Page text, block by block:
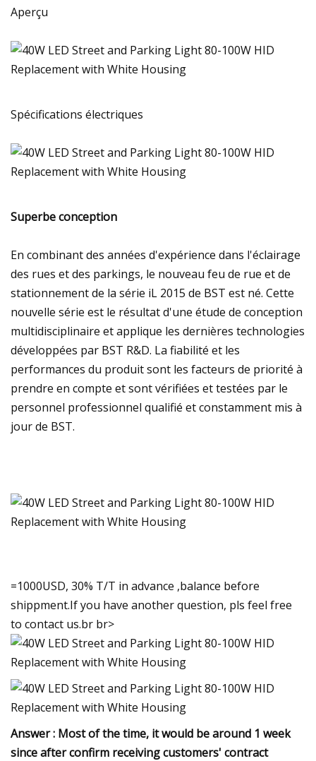
Aperçu
Spécifications électriques
Superbe conception
En combinant des années d'expérience dans l'éclairage
des rues et des parkings, le nouveau feu de rue et de
stationnement de la série iL 2015 de BST est né. Cette
nouvelle série est le résultat d'une étude de conception
multidisciplinaire et applique les dernières technologies
développées par BST R&D. La fiabilité et les
performances du produit sont les facteurs de priorité à
prendre en compte et sont vérifiées et testées par le
personnel professionnel qualifié et constamment mis à
jour de BST.
=1000USD, 30% T/T in advance ,balance before
shippment.If you have another question, pls feel free
to contact us.br br>
Answer : Most of the time, it would be around 1 week
since after confirm receiving customers' contract